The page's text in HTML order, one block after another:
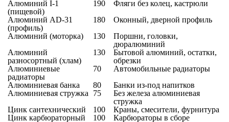
Алюминий I-1
(пищевой)
190
Фляги без колец, кастрюли
Алюминий AD-31
(профиль)
180
Оконный, дверной профиль
Алюминий (моторка)
130
Поршни, головки,
дюралюминий
Алюминий
разносортный (хлам)
130
Бытовой алюминий, остатки,
обрезки
Алюминиевые
радиаторы
70
Автомобильные радиаторы
Алюминиевая банка
80
Банки из-под напитков
Алюминиевая стружка
75
Без железа алюминиевая
стружка
Цинк сантехнический
100
Краны, смесители, фурнитура
Цинк карбюраторный
100
Карбюраторы в сборе